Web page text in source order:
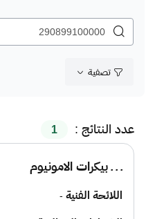
تصفية
عدد النتائج : 1
ـ ـ ـ بيكرات الامونيوم
اللائحة الفنية -